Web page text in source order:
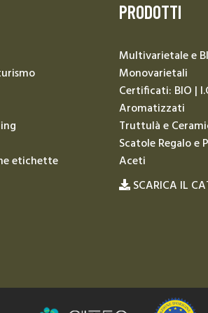
etichette
PRODOTTI
Multivarietale e
Monovarietali
Certificati: BIO |
Aromatizzati
Truttulà e
Scatole Regalo
Aceti
SCARICA IL